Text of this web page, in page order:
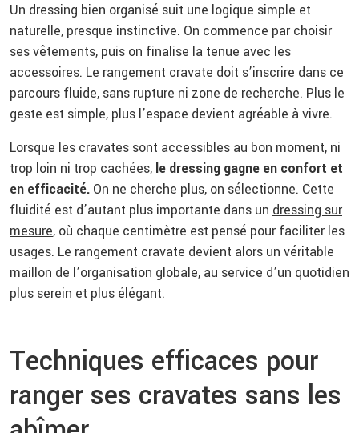
Un dressing bien organisé suit une logique simple et
naturelle, presque instinctive. On commence par choisir
ses vêtements, puis on finalise la tenue avec les
accessoires. Le rangement cravate doit s’inscrire dans ce
parcours fluide, sans rupture ni zone de recherche. Plus le
geste est simple, plus l’espace devient agréable à vivre.
Lorsque les cravates sont accessibles au bon moment, ni
trop loin ni trop cachées, le dressing gagne en confort et
en efficacité. On ne cherche plus, on sélectionne. Cette
fluidité est d’autant plus importante dans un dressing sur
mesure, où chaque centimètre est pensé pour faciliter les
usages. Le rangement cravate devient alors un véritable
maillon de l’organisation globale, au service d’un quotidien
plus serein et plus élégant.
Techniques efficaces pour
ranger ses cravates sans les